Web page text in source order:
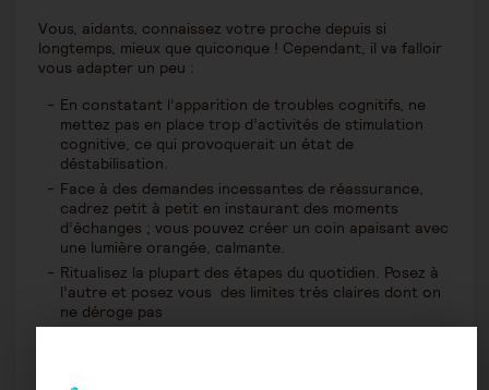
Vous, aidants, connaissez votre proche depuis si
longtemps, mieux que quiconque ! Cependant, il va falloir
vous adapter un peu :
En constatant l’apparition de troubles cognitifs, ne
mettez pas en place trop d’activités de stimulation
cognitive, ce qui provoquerait un état de
déstabilisation.
Face à des demandes incessantes de réassurance,
cadrez petit à petit en instaurant des moments
d’échanges ; vous pouvez créer un coin apaisant avec
une lumière orangée, calmante.
Ritualisez la plupart des étapes du quotidien. Posez à
l’autre et posez vous des limites très claires dont on
ne déroge pas